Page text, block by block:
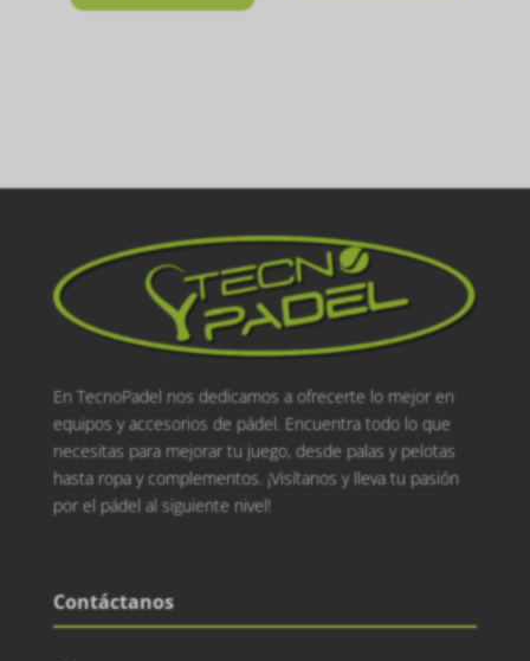
En TecnoPadel nos dedicamos a ofrecerte lo mejor en
equipos y accesorios de pádel. Encuentra todo lo que
necesitas para mejorar tu juego, desde palas y pelotas
hasta ropa y complementos. ¡Visítanos y lleva tu pasión
por el pádel al siguiente nivel!
Contáctanos